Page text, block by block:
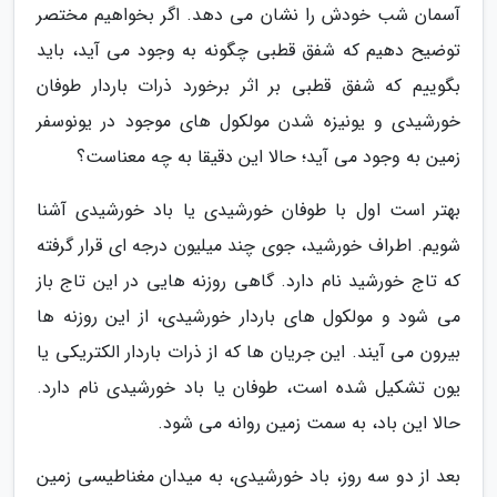
آسمان شب خودش را نشان می دهد. اگر بخواهیم مختصر
توضیح دهیم که شفق قطبی چگونه به وجود می آید، باید
بگوییم که شفق قطبی بر اثر برخورد ذرات باردار طوفان
خورشیدی و یونیزه شدن مولکول های موجود در یونوسفر
زمین به وجود می آید؛ حالا این دقیقا به چه معناست؟
بهتر است اول با طوفان خورشیدی یا باد خورشیدی آشنا
شویم. اطراف خورشید، جوی چند میلیون درجه ای قرار گرفته
که تاج خورشید نام دارد. گاهی روزنه هایی در این تاج باز
می شود و مولکول های باردار خورشیدی، از این روزنه ها
بیرون می آیند. این جریان ها که از ذرات باردار الکتریکی یا
یون تشکیل شده است، طوفان یا باد خورشیدی نام دارد.
حالا این باد، به سمت زمین روانه می شود.
بعد از دو سه روز، باد خورشیدی، به میدان مغناطیسی زمین